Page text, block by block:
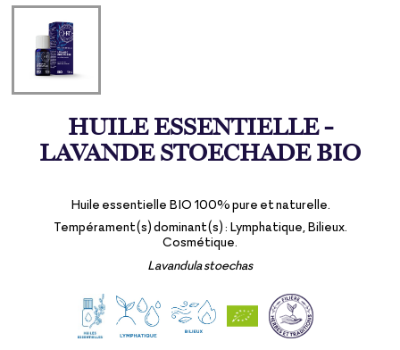
HUILE ESSENTIELLE -
LAVANDE STOECHADE BIO
Huile essentielle BIO 100% pure et naturelle.
Tempérament(s) dominant(s) : Lymphatique, Bilieux.
Cosmétique.
Lavandula stoechas